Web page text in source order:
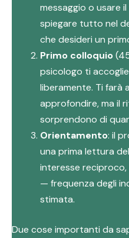
messaggio o usare
spiegare tutto nel
che desideri un
Primo colloquio
psicologo ti
liberamente. Ti farà
approfondire, ma il
sorprendono di
Orientamento: il
una prima lettura
interesse
— frequenza degli
stimata.
Due cose importanti da